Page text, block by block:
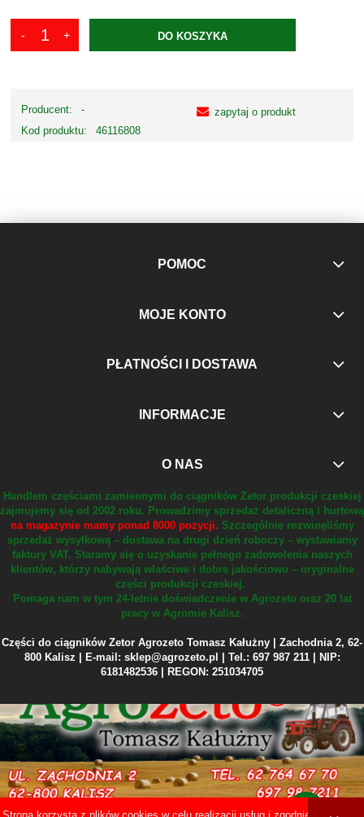
DO KOSZYKA
Producent:
-
Kod produktu:
46116808
zapytaj o produkt
POMOC
MOJE KONTO
PŁATNOŚCI I DOSTAWA
INFORMACJE
O NAS
Handlem częściami zamiennymi do ciągników Zetor produkcji czeskiej
zajmujemy się od 2002 roku. Prowadzimy sprzedaż detaliczną i hurtową
na magazynie mamy ponad 8000 pozycji. Szczególnie rozwinęliśmy
sprzedaż wysyłkową – dostawa na drugi dzień roboczy – wystawiamy
faktury VAT. Staramy się o uzyskanie pełnego zadowolenia naszych
klientów, którzy nabywają właściwe i dobre jakościowo – oryginalne
części produkcji czeskiej.
Pomaga nam w tym 24-letnie doświadczenie w Agrozeto oraz 20 lat
pracy w Agromie Kalisz.
Części do ciągników Zetor Agrozeto Tomasz Kałużny | Zachodnia 2, 62-
800 Kalisz | E-mail: sklep@agrozeto.pl | Tel.: 697 987 211 | NIP:
6181482536 | REGON: 251034705